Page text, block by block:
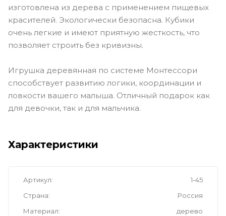
изготовлена из дерева с применением пищевых
красителей. Экологически безопасна. Кубики
очень легкие и имеют приятную жесткость, что
позволяет строить без кривизны.
Игрушка деревянная по системе Монтессори
способствует развитию логики, координации и
ловкости вашего малыша. Отличный подарок как
для девочки, так и для мальчика.
Характеристики
Артикул
1-45
Страна
Россия
Материал
дерево